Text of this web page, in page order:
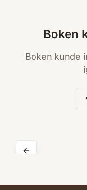
Boken
Boken kunde